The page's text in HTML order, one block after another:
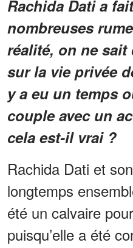
Rachida Dati a
nombreuses
réalité, on ne sait
sur la vie privée
y a eu un temps
couple avec un
cela est-il vrai ?
Rachida Dati et
longtemps
été un calvaire
puisqu’elle a été